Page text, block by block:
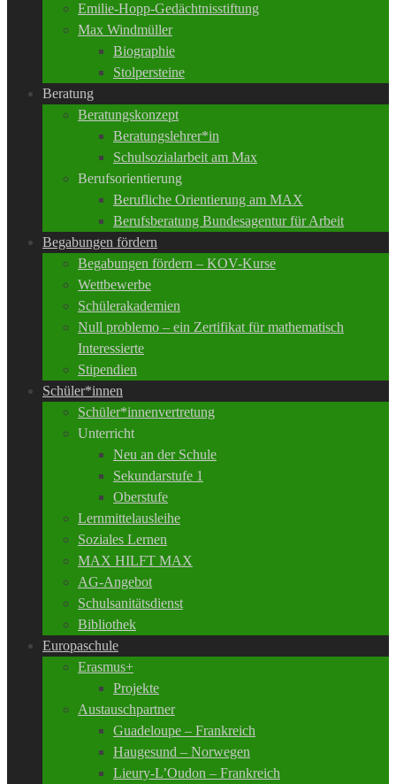
Emilie-Hopp-Gedächtnisstiftung
Max Windmüller
Biographie
Stolpersteine
Beratung
Beratungskonzept
Beratungslehrer*in
Schulsozialarbeit am Max
Berufsorientierung
Berufliche Orientierung am MAX
Berufsberatung Bundesagentur für Arbeit
Begabungen fördern
Begabungen fördern – KOV-Kurse
Wettbewerbe
Schülerakademien
Null problemo – ein Zertifikat für mathematisch
Interessierte
Stipendien
Schüler*innen
Schüler*innenvertretung
Unterricht
Neu an der Schule
Sekundarstufe 1
Oberstufe
Lernmittelausleihe
Soziales Lernen
MAX HILFT MAX
AG-Angebot
Schulsanitätsdienst
Bibliothek
Europaschule
Erasmus+
Projekte
Austauschpartner
Guadeloupe – Frankreich
Haugesund – Norwegen
Lieury-L’Oudon – Frankreich